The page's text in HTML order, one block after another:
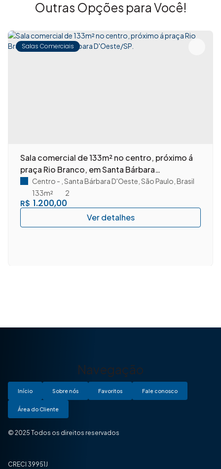
Outras Opções para Você!
Salas Comerciais
Sala comercial de 133m² no centro, próximo á
praça Rio Branco, em Santa Bárbara
D'Oeste/SP.
R$ 1.200,00
Centro Santa Bárbara D'Oeste São Paulo Brasil
2
133m²
Navegação
Início Sobre nós Favoritos Fale conosco
Área do Cliente
© 2025 Todos os direitos reservados
CRECI 39951J